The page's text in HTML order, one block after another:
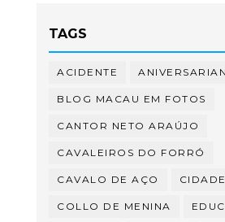
TAGS
ACIDENTE
BLOG MACAU EM FOTOS
CANTOR NETO ARAÚJO
CAVALEIROS DO FORRÓ
CAVALO DE AÇO
COLLO DE MENINA